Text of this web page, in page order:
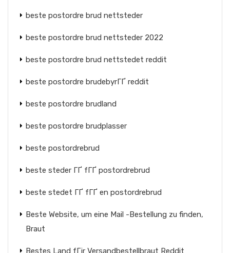
beste postordre brud nettsteder
beste postordre brud nettsteder 2022
beste postordre brud nettstedet reddit
beste postordre brudebyrГҐ reddit
beste postordre brudland
beste postordre brudplasser
beste postordrebrud
beste steder ГҐ fГҐ postordrebrud
beste stedet ГҐ fГҐ en postordrebrud
Beste Website, um eine Mail -Bestellung zu finden,
Braut
Bestes Land fГјr Versandbestellbraut Reddit